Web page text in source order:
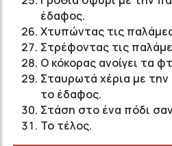
έδαφος.
Χτυπώντας τις
Στρέφοντας τις
Ο κόκορας ανοίγει τα
Σταυρωτά χέρια με
το έδαφος.
Στάση στο ένα πόδι
Το τέλος.